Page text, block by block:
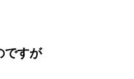
ですが